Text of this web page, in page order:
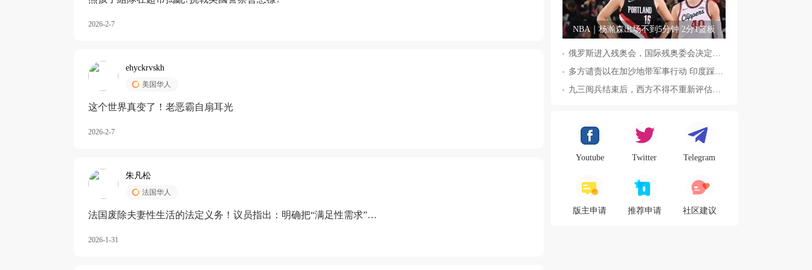
2026-2-7
ehyckrvskh
美国华人
这个世界真变了！老恶霸自扇耳光
2026-2-7
朱凡松
法国华人
法国废除夫妻性生活的法定义务！议员指出：明确把“满足性需求”排
2026-1-31
NBA｜杨瀚森出场不到5分钟 2分1篮板
Youtube Twitter Telegram
版主申请 推荐申请 社区建议